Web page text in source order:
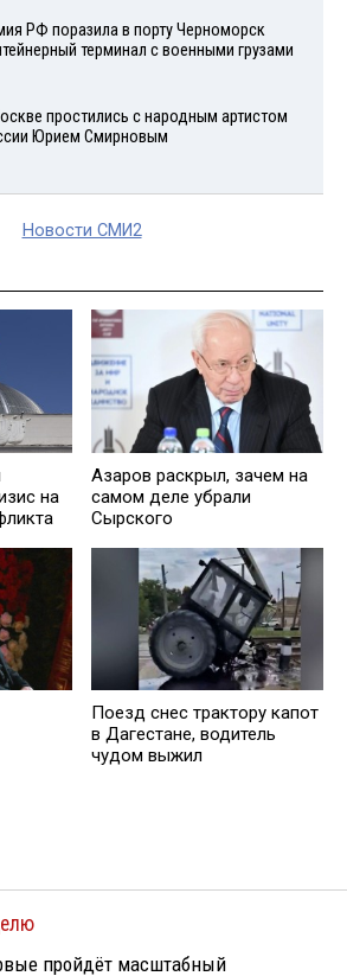
РФ поразила в порту Черноморск
терминал с военными грузами
простились с народным артистом
Юрием Смирновым
Новости СМИ2
на
Азаров раскрыл, зачем на
самом деле убрали
Сырского
Поезд снес трактору капот
в Дагестане, водитель
чудом выжил
пройдёт масштабный